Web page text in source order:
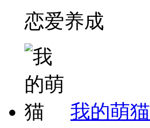
恋爱养成
我的萌猫